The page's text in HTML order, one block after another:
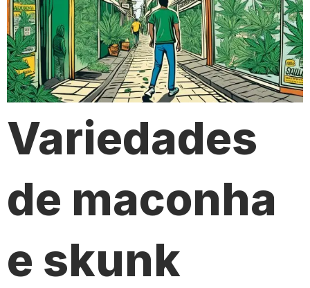
Variedades
de maconha
e skunk